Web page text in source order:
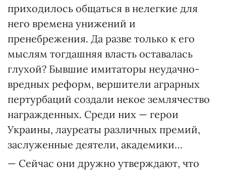
приходилось общаться в нелегкие для
него времена унижений и
пренебрежения. Да разве только к его
мыслям тогдашняя власть оставалась
глухой? Бывшие имитаторы неудачно-
вредных реформ, вершители аграрных
пертурбаций создали некое землячество
награжденных. Среди них — герои
Украины, лауреаты различных премий,
заслуженные деятели, академики…
— Сейчас они дружно утверждают, что